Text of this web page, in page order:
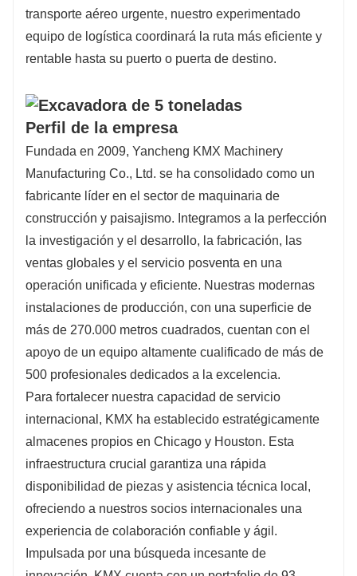
transporte aéreo urgente, nuestro experimentado
equipo de logística coordinará la ruta más eficiente y
rentable hasta su puerto o puerta de destino.
Perfil de la empresa
Fundada en 2009, Yancheng KMX Machinery
Manufacturing Co., Ltd. se ha consolidado como un
fabricante líder en el sector de maquinaria de
construcción y paisajismo. Integramos a la perfección
la investigación y el desarrollo, la fabricación, las
ventas globales y el servicio posventa en una
operación unificada y eficiente. Nuestras modernas
instalaciones de producción, con una superficie de
más de 270.000 metros cuadrados, cuentan con el
apoyo de un equipo altamente cualificado de más de
500 profesionales dedicados a la excelencia.
Para fortalecer nuestra capacidad de servicio
internacional, KMX ha establecido estratégicamente
almacenes propios en Chicago y Houston. Esta
infraestructura crucial garantiza una rápida
disponibilidad de piezas y asistencia técnica local,
ofreciendo a nuestros socios internacionales una
experiencia de colaboración confiable y ágil.
Impulsada por una búsqueda incesante de